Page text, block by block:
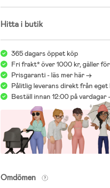
Hitta i butik
365 dagars öppet köp
Fri frakt* över 1000 kr, gäller
Prisgaranti - läs mer här ->
Pålitlig leverans direkt från eget
Beställ innan 12:00 på vardagar
Omdömen